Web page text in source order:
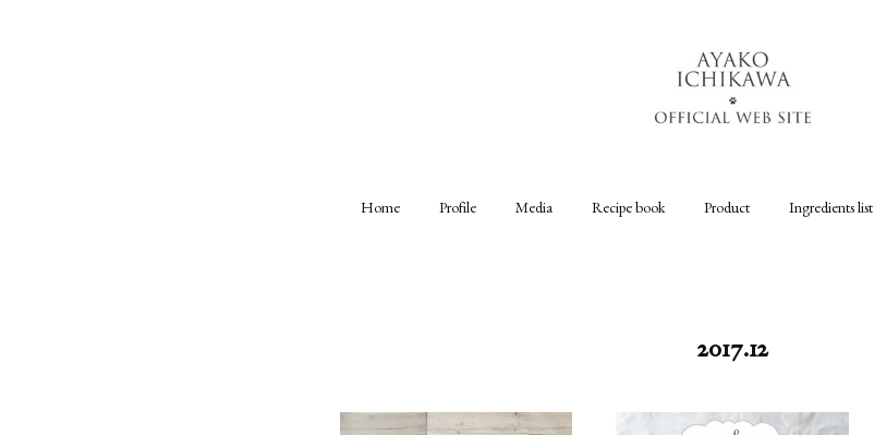
Home Profile Media Recipe book Product Ingredients list
2017.12